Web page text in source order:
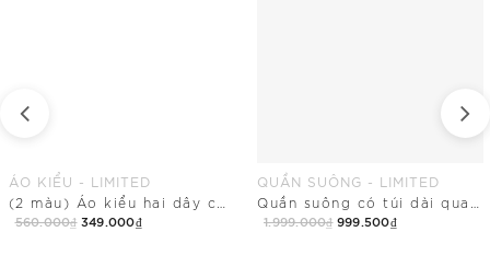
ÁO KIỂU - LIMITED
560.000₫ 349.000₫
QUẦN SUÔNG - LIMITED
1.999.000₫ 999.500₫